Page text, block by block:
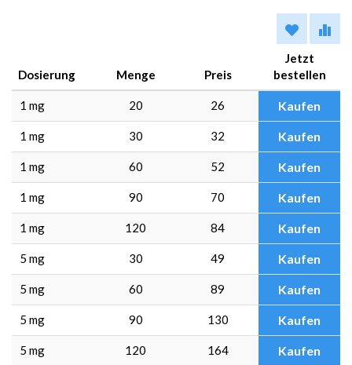
Dosierung Menge Preis
Jetzt
bestellen
1 mg 20 26 Kaufen
1 mg 30 32 Kaufen
1 mg 60 52 Kaufen
1 mg 90 70 Kaufen
1 mg 120 84 Kaufen
5 mg 30 49 Kaufen
5 mg 60 89 Kaufen
5 mg 90 130 Kaufen
5 mg 120 164 Kaufen